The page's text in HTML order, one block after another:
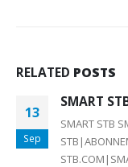
RELATED POSTS
13
Sep
SMART
SMART STB